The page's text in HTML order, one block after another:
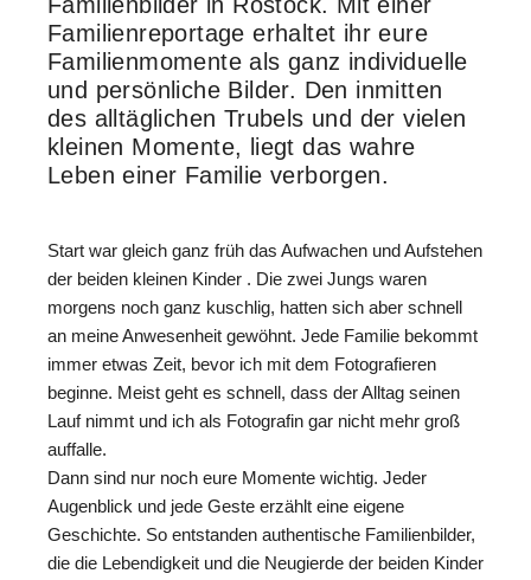
Familienreportage erhaltet ihr eure
Familienmomente als ganz individuelle
und persönliche Bilder. Den inmitten
des alltäglichen Trubels und der vielen
kleinen Momente, liegt das wahre
Leben einer Familie verborgen.
Start war gleich ganz früh das Aufwachen und Aufstehen
der beiden kleinen Kinder . Die zwei Jungs waren
morgens noch ganz kuschlig, hatten sich aber schnell
an meine Anwesenheit gewöhnt. Jede Familie bekommt
immer etwas Zeit, bevor ich mit dem Fotografieren
beginne. Meist geht es schnell, dass der Alltag seinen
Lauf nimmt und ich als Fotografin gar nicht mehr groß
auffalle.
Dann sind nur noch eure Momente wichtig. Jeder
Augenblick und jede Geste erzählt eine eigene
Geschichte. So entstanden authentische Familienbilder,
die die Lebendigkeit und die Neugierde der beiden Kinder